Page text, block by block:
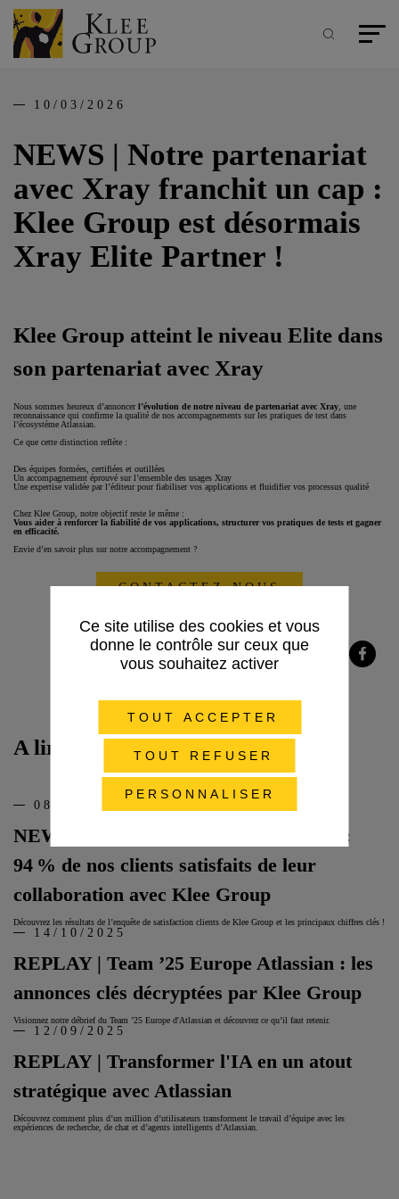
Aller
au
contenu
principal
Recherche
Menu
NEWS | Notre partenariat
avec Xray franchit un cap :
Klee Group est désormais
Xray Elite Partner !
10/03/2026
Klee Group atteint le niveau Elite dans
son partenariat avec Xray
Nous sommes heureux d’annoncerl’évolution de notre niveau de partenariat avec Xray , une
reconnaissance qui confirme la qualité de nos accompagnements sur les pratiques de test dans
l’écosystème Atlassian.
Ce que cette distinction reflète :
Des équipes formées, certifiées et outillées
Un accompagnement éprouvé sur l’ensemble des usages Xray
Une expertise validée par l’éditeur pour fiabiliser vos applications et fluidifier vos processus qualité
Chez Klee Group, notre objectif reste le même :
Vous aider à renforcer la fiabilité de vos applications, structurer vos pratiques de tests et gagner
en efficacité.
Envie d’en savoir plus sur notre accompagnement ?
CONTACTEZ-NOUS
Partager
A lire aussi
NEWS | Enquête de satisfaction clients :
94 % de nos clients satisfaits de leur
collaboration avec Klee Group
08/01/2026
Découvrez les résultats de l’enquête de satisfaction clients de Klee Group et les principaux chiffres clés !
REPLAY | Team ’25 Europe Atlassian : les
annonces clés décryptées par Klee Group
14/10/2025
Visionnez notre débrief du Team ’25 Europe d'Atlassian et découvrez ce qu’il faut retenir.
REPLAY | Transformer l'IA en un atout
stratégique avec Atlassian
12/09/2025
Découvrez comment plus d’un million d’utilisateurs transforment le travail d’équipe avec les
expériences de recherche, de chat et d’agents intelligents d’Atlassian.
Ce site utilise des cookies et vous
donne le contrôle sur ceux que
vous souhaitez activer
TOUT ACCEPTER
TOUT REFUSER
PERSONNALISER